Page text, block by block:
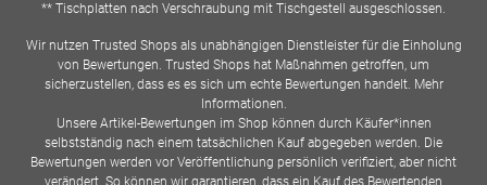
** Tischplatten nach Verschraubung mit Tischgestell ausgeschlossen.
Wir nutzen Trusted Shops als unabhängigen Dienstleister für die Einholung
von Bewertungen. Trusted Shops hat Maßnahmen getroffen, um
sicherzustellen, dass es es sich um echte Bewertungen handelt. Mehr
Informationen.
Unsere Artikel-Bewertungen im Shop können durch Käufer*innen
selbstständig nach einem tatsächlichen Kauf abgegeben werden. Die
Bewertungen werden vor Veröffentlichung persönlich verifiziert, aber nicht